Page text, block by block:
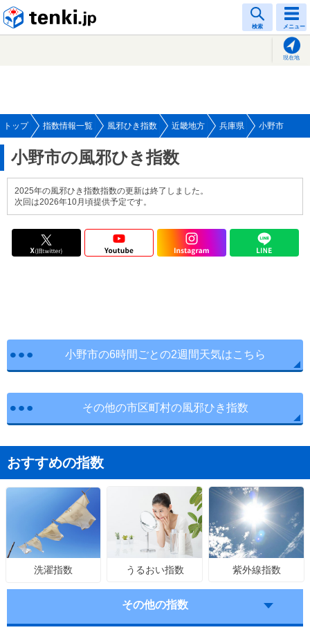
検索 メニュー
現在地
トップ 指数情報一覧 風邪ひき指数 近畿地方 兵庫県 小野市
小野市の風邪ひき指数
2025年の風邪ひき指数指数の更新は終了しました。
次回は2026年10月頃提供予定です。
小野市の6時間ごとの2週間天気はこちら
その他の市区町村の風邪ひき指数
おすすめの指数
洗濯指数 うるおい指数 紫外線指数
その他の指数